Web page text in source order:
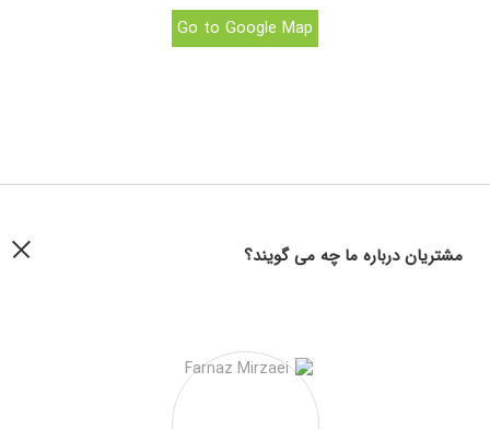
Go to Google Map
مشتریان درباره ما چه می گویند؟